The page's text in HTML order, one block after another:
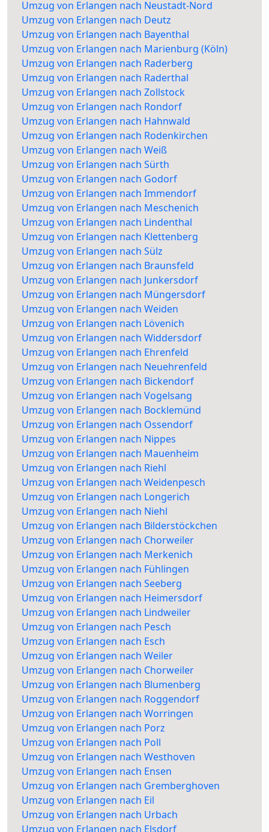
Umzug von Erlangen nach Neustadt-Nord
Umzug von Erlangen nach Deutz
Umzug von Erlangen nach Bayenthal
Umzug von Erlangen nach Marienburg (Köln)
Umzug von Erlangen nach Raderberg
Umzug von Erlangen nach Raderthal
Umzug von Erlangen nach Zollstock
Umzug von Erlangen nach Rondorf
Umzug von Erlangen nach Hahnwald
Umzug von Erlangen nach Rodenkirchen
Umzug von Erlangen nach Weiß
Umzug von Erlangen nach Sürth
Umzug von Erlangen nach Godorf
Umzug von Erlangen nach Immendorf
Umzug von Erlangen nach Meschenich
Umzug von Erlangen nach Lindenthal
Umzug von Erlangen nach Klettenberg
Umzug von Erlangen nach Sülz
Umzug von Erlangen nach Braunsfeld
Umzug von Erlangen nach Junkersdorf
Umzug von Erlangen nach Müngersdorf
Umzug von Erlangen nach Weiden
Umzug von Erlangen nach Lövenich
Umzug von Erlangen nach Widdersdorf
Umzug von Erlangen nach Ehrenfeld
Umzug von Erlangen nach Neuehrenfeld
Umzug von Erlangen nach Bickendorf
Umzug von Erlangen nach Vogelsang
Umzug von Erlangen nach Bocklemünd
Umzug von Erlangen nach Ossendorf
Umzug von Erlangen nach Nippes
Umzug von Erlangen nach Mauenheim
Umzug von Erlangen nach Riehl
Umzug von Erlangen nach Weidenpesch
Umzug von Erlangen nach Longerich
Umzug von Erlangen nach Niehl
Umzug von Erlangen nach Bilderstöckchen
Umzug von Erlangen nach Chorweiler
Umzug von Erlangen nach Merkenich
Umzug von Erlangen nach Fühlingen
Umzug von Erlangen nach Seeberg
Umzug von Erlangen nach Heimersdorf
Umzug von Erlangen nach Lindweiler
Umzug von Erlangen nach Pesch
Umzug von Erlangen nach Esch
Umzug von Erlangen nach Weiler
Umzug von Erlangen nach Chorweiler
Umzug von Erlangen nach Blumenberg
Umzug von Erlangen nach Roggendorf
Umzug von Erlangen nach Worringen
Umzug von Erlangen nach Porz
Umzug von Erlangen nach Poll
Umzug von Erlangen nach Westhoven
Umzug von Erlangen nach Ensen
Umzug von Erlangen nach Gremberghoven
Umzug von Erlangen nach Eil
Umzug von Erlangen nach Urbach
Umzug von Erlangen nach Elsdorf